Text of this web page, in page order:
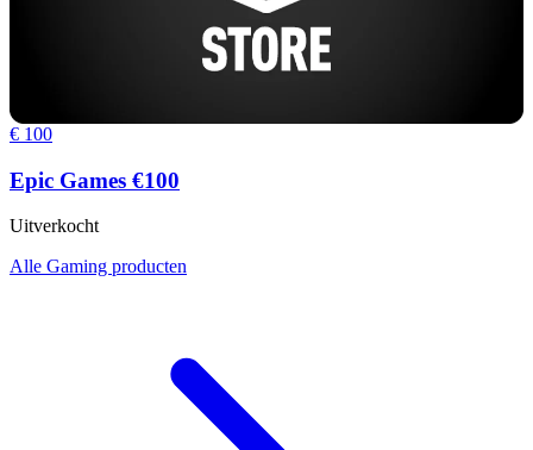
€ 100
Epic Games €100
Uitverkocht
Alle Gaming producten